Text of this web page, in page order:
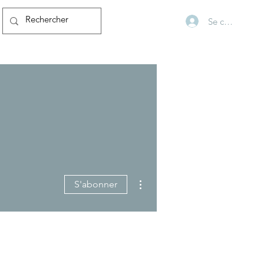
Se connecter
S'abonner